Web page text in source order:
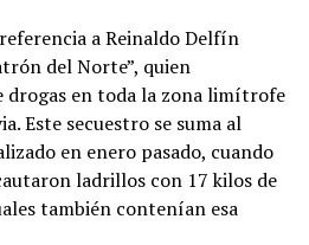
a Reinaldo Delfín
del Norte”, quien
en toda la zona limítrofe
Este secuestro se suma al
en enero pasado, cuando
ladrillos con 17 kilos de
también contenían esa